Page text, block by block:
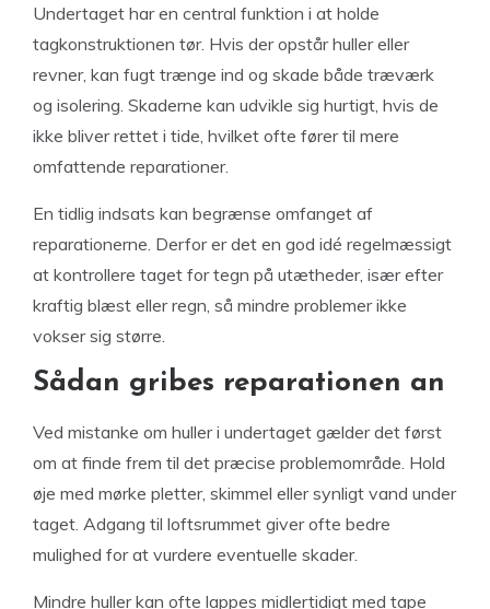
Undertaget har en central funktion i at holde
tagkonstruktionen tør. Hvis der opstår huller eller
revner, kan fugt trænge ind og skade både træværk
og isolering. Skaderne kan udvikle sig hurtigt, hvis de
ikke bliver rettet i tide, hvilket ofte fører til mere
omfattende reparationer.
En tidlig indsats kan begrænse omfanget af
reparationerne. Derfor er det en god idé regelmæssigt
at kontrollere taget for tegn på utætheder, især efter
kraftig blæst eller regn, så mindre problemer ikke
vokser sig større.
Sådan gribes reparationen an
Ved mistanke om huller i undertaget gælder det først
om at finde frem til det præcise problemområde. Hold
øje med mørke pletter, skimmel eller synligt vand under
taget. Adgang til loftsrummet giver ofte bedre
mulighed for at vurdere eventuelle skader.
Mindre huller kan ofte lappes midlertidigt med tape